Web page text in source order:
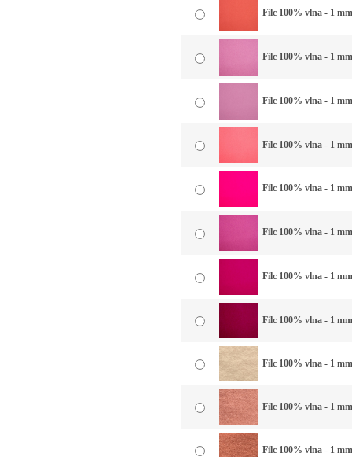
Filc 100% vlna - 1
Filc 100% vlna - 1
Filc 100% vlna - 1
Filc 100% vlna - 1
Filc 100% vlna - 1
Filc 100% vlna - 1
Filc 100% vlna - 1
Filc 100% vlna - 1
Filc 100% vlna - 1
Filc 100% vlna - 1
Filc 100% vlna - 1